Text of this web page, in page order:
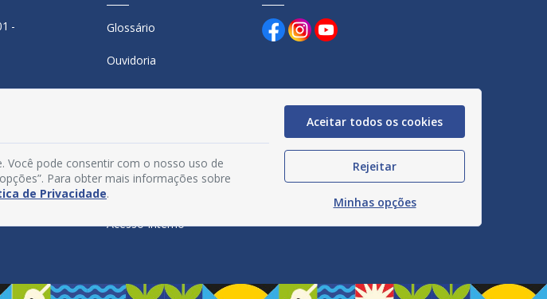
-
Glossário
Ouvidoria
Mapa do Site
Manual de Navegação
Política de Privacidade
Acesso Interno
Você pode consentir com o nosso uso de
Para obter mais informações sobre
de Privacidade.
Aceitar todos os cookies
Rejeitar
Minhas opções